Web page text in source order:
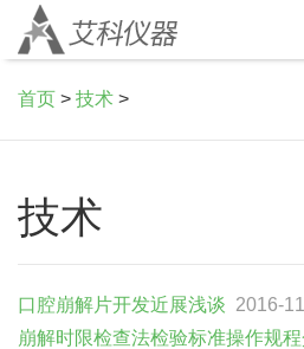
首页 > 技术 >
技术
口腔崩解片开发近展浅谈 2016-
崩解时限检查法检验标准操作规